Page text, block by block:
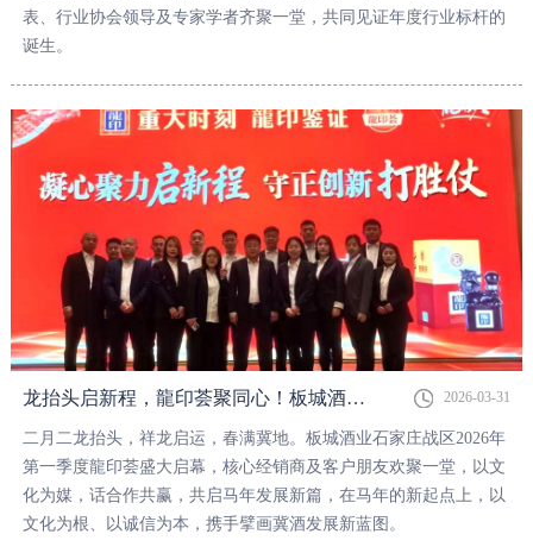
表、行业协会领导及专家学者齐聚一堂，共同见证年度行业标杆的
诞生。
龙抬头启新程，龍印荟聚同心！板城酒业石家庄战区2026年第一季度龍印荟圆满落幕！ 2026-03-31
二月二龙抬头，祥龙启运，春满冀地。板城酒业石家庄战区2026年
第一季度龍印荟盛大启幕，核心经销商及客户朋友欢聚一堂，以文
化为媒，话合作共赢，共启马年发展新篇，在马年的新起点上，以
文化为根、以诚信为本，携手擘画冀酒发展新蓝图。